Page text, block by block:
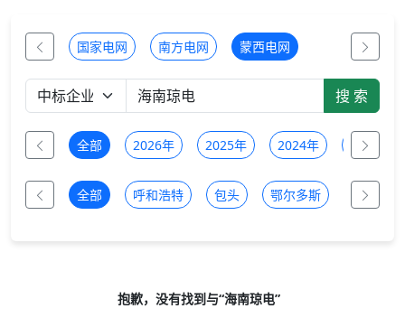
国家电网 南方电网 蒙西电网
全部 2026年 2025年 2024年 2023年
全部 呼和浩特 包头 鄂尔多斯 乌兰察布
抱歉，没有找到与“海南琼电”